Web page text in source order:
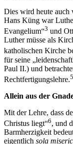
Dies wird heute auch
Hans Küng war
Evangelium“3 und
Luther müsse als
katholischen Kirche
für seine
Paul II.) und
Rechtfertigungslehre.5
Allein aus der
Mit der Lehre, dass
Christus liegt“6, und
Barmherzigkeit
eigentlich sola